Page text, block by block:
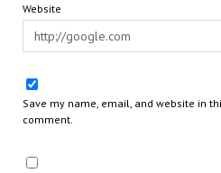
Website
Save my name, email, and website in
comment.